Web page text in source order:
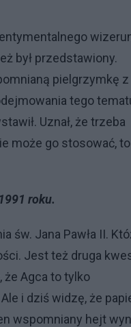
był przedstawiony.
pielgrzymkę z
tego
Uznał, że trzeba
może go stosować, to
roku.
św. Jana Pawła II.
Jest też druga
że Agca to tylko
i dziś widzę, że
wspomniany hejt